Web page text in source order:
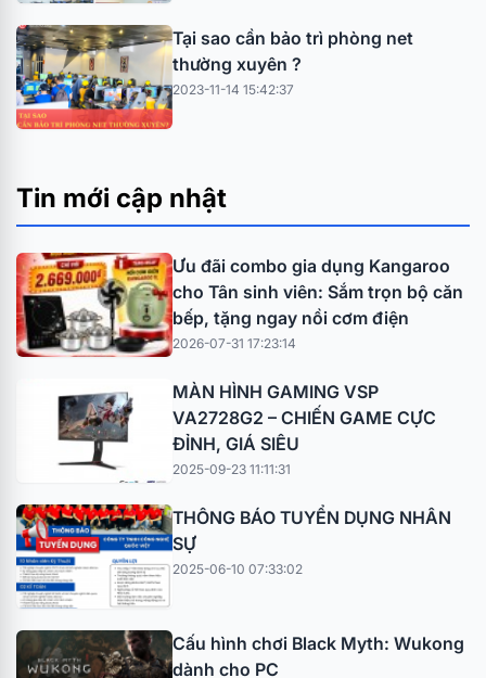
Tại sao cần bảo trì phòng net
thường xuyên ?
2023-11-14 15:42:37
Tin mới cập nhật
Ưu đãi combo gia dụng Kangaroo
cho Tân sinh viên: Sắm trọn bộ căn
bếp, tặng ngay nồi cơm điện
2026-07-31 17:23:14
MÀN HÌNH GAMING VSP
VA2728G2 – CHIẾN GAME CỰC
ĐỈNH, GIÁ SIÊU
2025-09-23 11:11:31
THÔNG BÁO TUYỂN DỤNG NHÂN
SỰ
2025-06-10 07:33:02
Cấu hình chơi Black Myth: Wukong
dành cho PC